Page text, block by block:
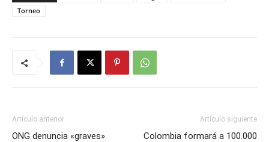
Torneo
Artículo anterior
ONG denuncia «graves»
Artículo siguiente
Colombia formará a 100.000